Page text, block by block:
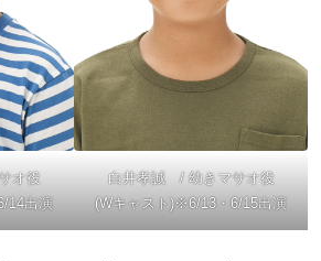
オ役
14出演
白井孝誠 / 幼きマサオ役
(Wキャスト)※6/13・6/15出演